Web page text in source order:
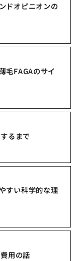
ドオピニオンの
毛FAGAのサイ
るまで
すい科学的な理
用の話